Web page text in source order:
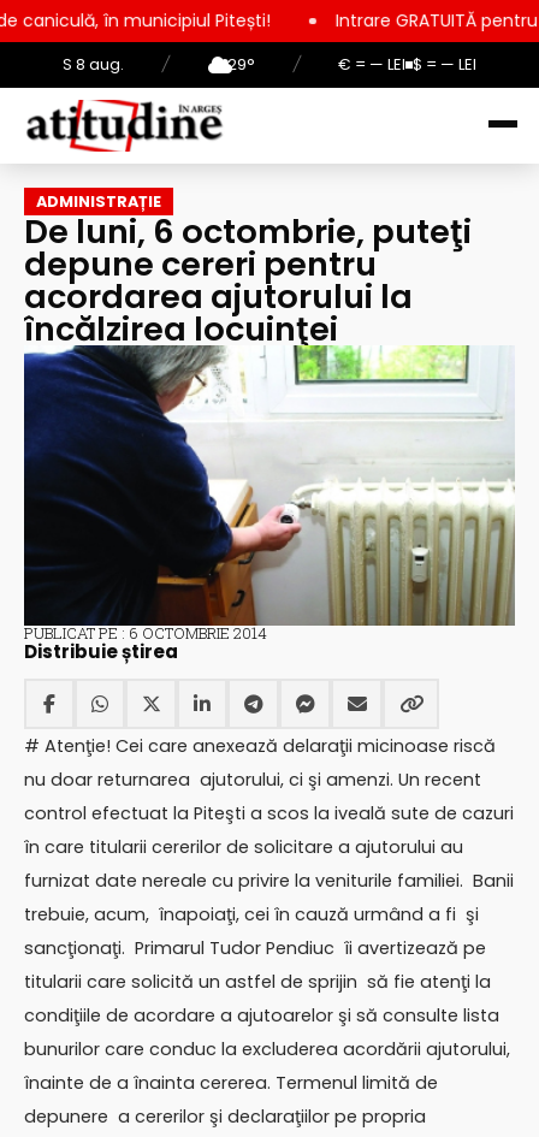
S 8 aug. / 29° / € = — LEI $ = — LEI
Pitești! Intrare GRATUITĂ pentru copii, elevi și
ADMINISTRAȚIE
De luni, 6 octombrie, puteţi
depune cereri pentru
acordarea ajutorului la
încălzirea locuinţei
PUBLICAT PE : 6 OCTOMBRIE 2014
Distribuie știrea
# Atenţie! Cei care anexează delaraţii micinoase riscă
nu doar returnarea ajutorului, ci şi amenzi. Un recent
control efectuat la Piteşti a scos la iveală sute de cazuri
în care titularii cererilor de solicitare a ajutorului au
furnizat date nereale cu privire la veniturile familiei. Banii
trebuie, acum, înapoiaţi, cei în cauză urmând a fi şi
sancţionaţi. Primarul Tudor Pendiuc îi avertizează pe
titularii care solicită un astfel de sprijin să fie atenţi la
condiţiile de acordare a ajutoarelor şi să consulte lista
bunurilor care conduc la excluderea acordării ajutorului,
înainte de a înainta cererea. Termenul limită de
depunere a cererilor şi declaraţiilor pe propria